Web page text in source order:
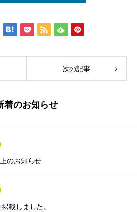
次の記事
着のお知らせ
のお知らせ
載しました。